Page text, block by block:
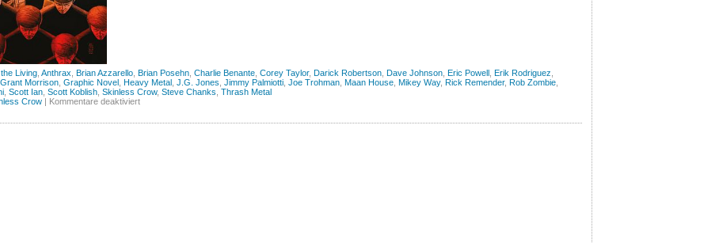
Living Anthrax Brian Azzarello Brian Posehn Charlie Benante Corey Taylor, Darick Robertson Dave Johnson Eric Powell Erik Rodriguez
Grant Morrison Graphic Novel Heavy Metal J.G. Jones Jimmy Palmiotti Joe Trohman Maan House Mikey Way, Rick Remender, Rob Zombie
Scott Ian Scott Koblish Skinless Crow, Steve Chanks Thrash Metal
Crow | Kommentare deaktiviertfür